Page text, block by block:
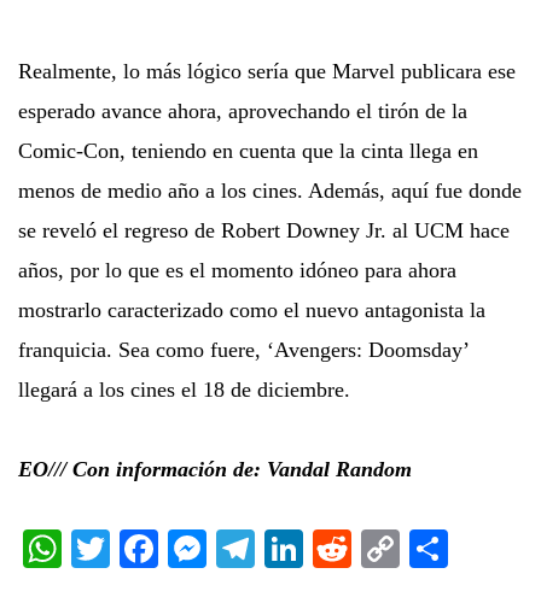
Realmente, lo más lógico sería que Marvel publicara ese
esperado avance ahora, aprovechando el tirón de la
Comic-Con, teniendo en cuenta que la cinta llega en
menos de medio año a los cines. Además, aquí fue donde
se reveló el regreso de Robert Downey Jr. al UCM hace
años, por lo que es el momento idóneo para ahora
mostrarlo caracterizado como el nuevo antagonista la
franquicia. Sea como fuere, ‘Avengers: Doomsday’
llegará a los cines el 18 de diciembre.
EO/// Con información de: Vandal Random
WhatsApp
TwitterFacebook
Messenger
Telegram
LinkedIn
RedditCopy